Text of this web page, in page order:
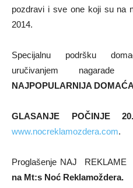
pozdravi i sve one koji su na
2014.
Specijalnu podršku
uručivanjem
NAJPOPULARNIJA
GLASANJE POČINJE
www.nocreklamozdera.com.
Proglašenje NAJ REKLAME
na Mt:s Noć Reklamoždera.